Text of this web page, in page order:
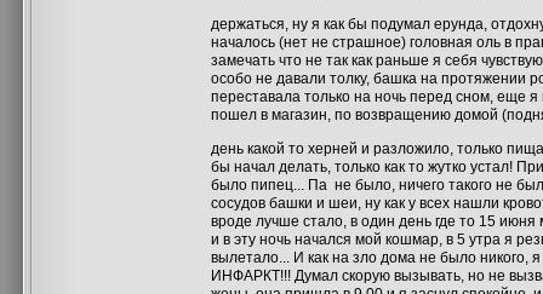
держаться, ну я как бы подумал ерунда,
началось (нет не страшное) головная оль в
замечать что не так как раньше я себя
особо не давали толку, башка на протяжении
переставала только на ночь перед сном, еще
пошел в магазин, по возвращению домой
день какой то херней и разложило, только
бы начал делать, только как то жутко устал!
было пипец... Па не было, ничего такого не
сосудов башки и шеи, ну как у всех нашли
вроде лучше стало, в один день где то 15 июня
и в эту ночь начался мой кошмар, в 5 утра я
вылетало... И как на зло дома не было никого,
ИНФАРКТ!!! Думал скорую вызывать, но не